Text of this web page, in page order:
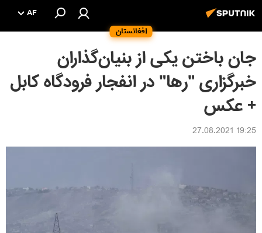
افغانستان
AF
جان باختن یکی از بنیان‌گذاران
خبرگزاری "رها" در انفجار فرودگاه کابل
+ عکس
19:25 27.08.2021